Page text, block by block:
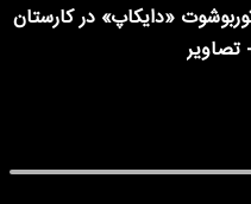
«دایکاپ» در کارستان
تصاویر